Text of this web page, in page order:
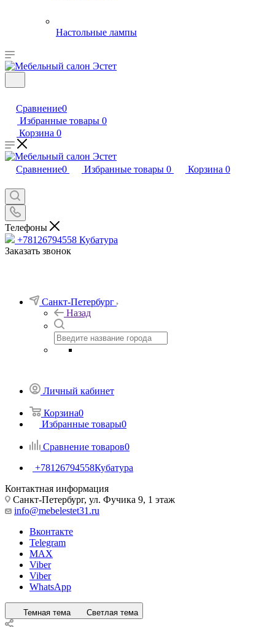
Настольные лампы
Сравнение0
Избранные товары 0
Корзина 0
Сравнение0 Избранные товары 0 Корзина 0
Телефоны
+78126794558 Кубатура
Заказать звонок
Санкт-Петербург
Назад
Личный кабинет
Корзина0
Избранные товары0
Сравнение товаров0
+78126794558Кубатура
Контактная информация
Санкт-Петербург, ул. Фучика 9, 1 этаж
info@mebelestet31.ru
Вконтакте
Telegram
MAX
Viber
Viber
WhatsApp
Темная тема Светлая тема